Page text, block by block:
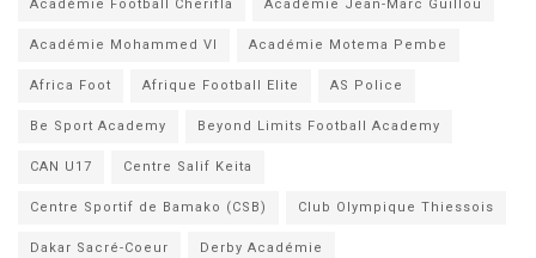
Académie Football Cherifla Académie Jean-Marc Guillou
Académie Mohammed VI Académie Motema Pembe
Africa Foot Afrique Football Elite AS Police
Be Sport Academy Beyond Limits Football Academy
CAN U17 Centre Salif Keita
Centre Sportif de Bamako (CSB) Club Olympique Thiessois
Dakar Sacré-Coeur Derby Académie